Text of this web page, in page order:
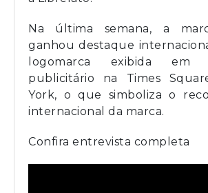
Na última semana, a
ganhou destaque
logomarca exibida
publicitário na Times
York, o que simboliza o
internacional da marca.
Confira entrevista completa